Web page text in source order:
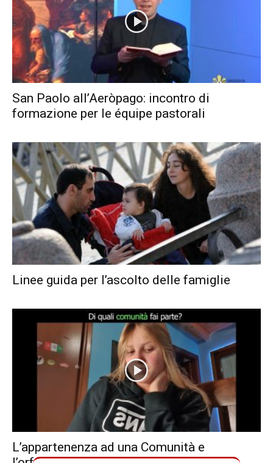
San Paolo all’Aeròpago: incontro di
formazione per le équipe pastorali
Linee guida per l’ascolto delle famiglie
L’appartenenza ad una Comunità e